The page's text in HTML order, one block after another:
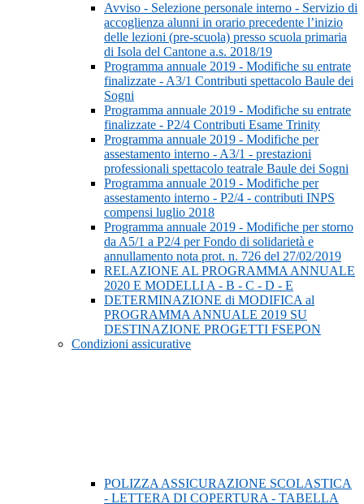
Avviso - Selezione personale interno - Servizio di
accoglienza alunni in orario precedente l’inizio
delle lezioni (pre-scuola) presso scuola primaria
di Isola del Cantone a.s. 2018/19
Programma annuale 2019 - Modifiche su entrate
finalizzate - A3/1 Contributi spettacolo Baule dei
Sogni
Programma annuale 2019 - Modifiche su entrate
finalizzate - P2/4 Contributi Esame Trinity
Programma annuale 2019 - Modifiche per
assestamento interno - A3/1 - prestazioni
professionali spettacolo teatrale Baule dei Sogni
Programma annuale 2019 - Modifiche per
assestamento interno - P2/4 - contributi INPS
compensi luglio 2018
Programma annuale 2019 - Modifiche per storno
da A5/1 a P2/4 per Fondo di solidarietà e
annullamento nota prot. n. 726 del 27/02/2019
RELAZIONE AL PROGRAMMA ANNUALE
2020 E MODELLI A - B - C - D - E
DETERMINAZIONE di MODIFICA al
PROGRAMMA ANNUALE 2019 SU
DESTINAZIONE PROGETTI FSEPON
Condizioni assicurative
POLIZZA ASSICURAZIONE SCOLASTICA
- LETTERA DI COPERTURA - TABELLA